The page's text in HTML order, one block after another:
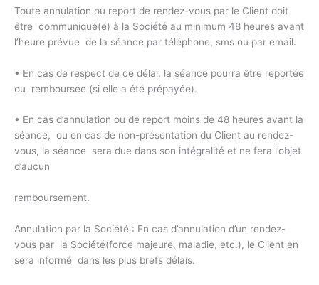
Toute annulation ou report de rendez-vous par le Client doit
être communiqué(e) à la Société au minimum 48 heures avant
l’heure prévue de la séance par téléphone, sms ou par email.
• En cas de respect de ce délai, la séance pourra être reportée
ou remboursée (si elle a été prépayée).
• En cas d’annulation ou de report moins de 48 heures avant la
séance, ou en cas de non-présentation du Client au rendez-
vous, la séance sera due dans son intégralité et ne fera l’objet
d’aucun
remboursement.
Annulation par la Société : En cas d’annulation d’un rendez-
vous par la Société(force majeure, maladie, etc.), le Client en
sera informé dans les plus brefs délais.